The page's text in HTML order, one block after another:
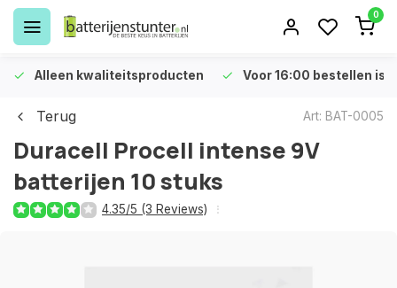
0
Alleen kwaliteitsproducten Voor 16:00 bestellen is
Terug Art: BAT-0005
Duracell Procell intense 9V
batterijen 10 stuks
4.35/5 (3 Reviews)